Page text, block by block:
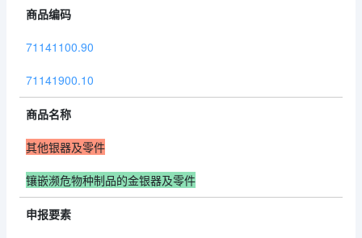
商品编码
71141100.90
71141900.10
商品名称
其他银器及零件
镶嵌濒危物种制品的金银器及零件
申报要素